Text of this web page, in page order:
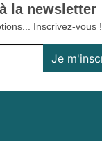
la newsletter
Inscrivez-vous !